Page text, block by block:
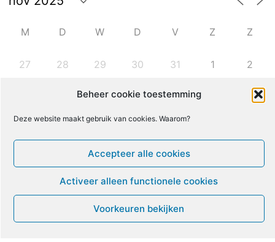
Beheer cookie toestemming
Deze website maakt gebruik van cookies. Waarom?
Accepteer alle cookies
Activeer alleen functionele cookies
Voorkeuren bekijken
M D W D V Z Z
27 28 29 30 31 1 2
5 6 7 9
10 11 12 13 14 15 16
18 19 20 21 22
26 27 28